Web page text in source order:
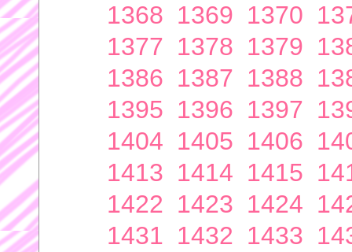
1368 1369 1370
1377 1378 1379
1386 1387 1388
1395 1396 1397
1404 1405 1406
1413 1414 1415
1422 1423 1424
1431 1432 1433